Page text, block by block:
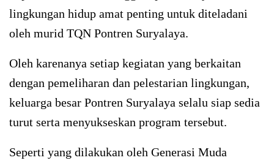
lingkungan hidup amat penting untuk diteladani
oleh murid TQN Pontren Suryalaya.
Oleh karenanya setiap kegiatan yang berkaitan
dengan pemeliharan dan pelestarian lingkungan,
keluarga besar Pontren Suryalaya selalu siap sedia
turut serta menyukseskan program tersebut.
Seperti yang dilakukan oleh Generasi Muda